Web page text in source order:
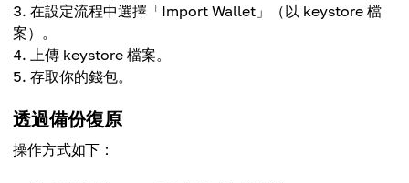
在設定流程中選擇「Import Wallet」（以 keystore 檔
案）。
上傳 keystore 檔案。
存取你的錢包。
透過備份復原
操作方式如下：